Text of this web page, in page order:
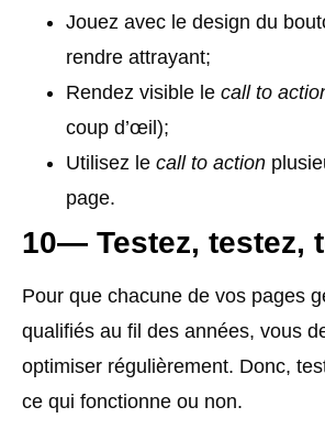
Jouez avec le design du
rendre attrayant;
Rendez visible le call to
coup d’œil);
Utilisez le call to action
page.
10— Testez, testez,
Pour que chacune de vos pages
qualifiés au fil des années, vous
optimiser régulièrement. Donc,
ce qui fonctionne ou non.